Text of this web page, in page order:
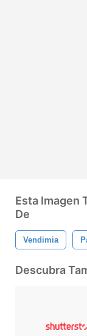
Esta Imagen
De
Vendimia
Descubra